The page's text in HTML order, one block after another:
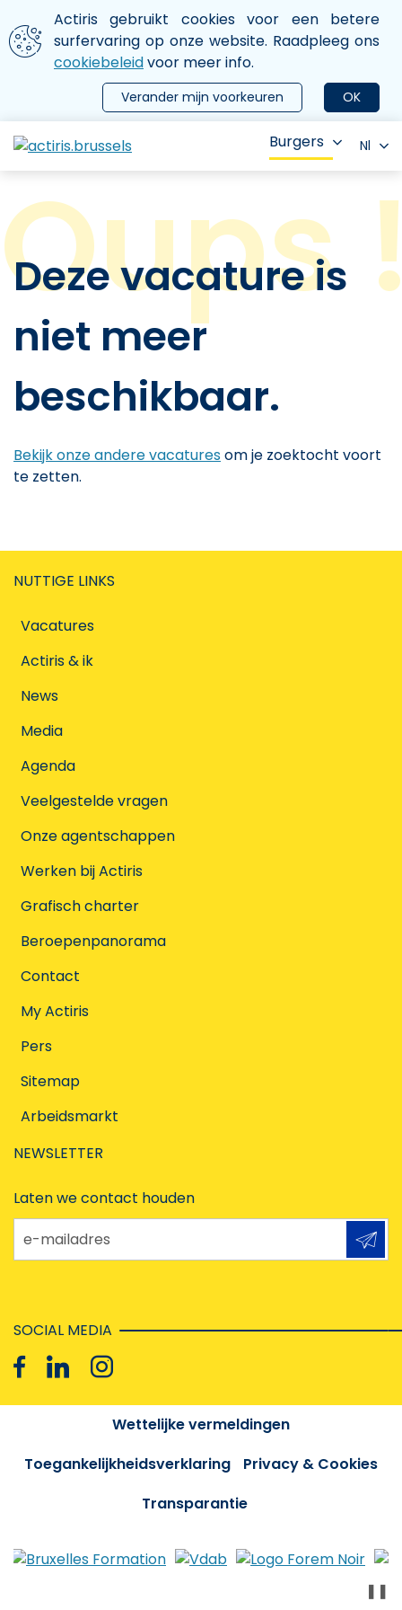
Aller au contenu principal
We gebruiken cookies
Actiris gebruikt cookies voor een betere
surfervaring op onze website. Raadpleeg ons
cookiebeleidvoor meer info.
OK
Verander mijn voorkeuren
le menu
Burgers Nl
Deze vacature is
niet meer
beschikbaar.
Bekijk onze andere vacaturesom je zoektocht voort
te zetten.
NUTTIGE LINKS
Vacatures
Actiris & ik
News
Media
Agenda
Veelgestelde vragen
Onze agentschappen
Werken bij Actiris
Grafisch charter
Beroepenpanorama
Contact
My Actiris
Pers
Sitemap
Arbeidsmarkt
NEWSLETTER
Laten we contact houden
e-mailadres
SOCIAL MEDIA
Wettelijke vermeldingen
Toegankelijkheidsverklaring
Privacy & Cookies
Transparantie
❚❚